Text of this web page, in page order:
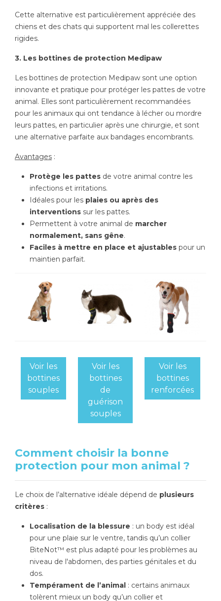
Cette alternative est particulièrement appréciée des
chiens et des chats qui supportent mal les collerettes
rigides.
3. Les bottines de protection Medipaw
Les bottines de protection Medipaw sont une option
innovante et pratique pour protéger les pattes de votre
animal. Elles sont particulièrement recommandées
pour les animaux qui ont tendance à lécher ou mordre
leurs pattes, en particulier après une chirurgie, et sont
une alternative parfaite aux bandages encombrants.
Avantages :
Protège les pattes de votre animal contre les
infections et irritations.
Idéales pour les plaies ou après des
interventions sur les pattes.
Permettent à votre animal de marcher
normalement, sans gêne.
Faciles à mettre en place et ajustables pour un
maintien parfait.
Voir les
bottines
souples
Voir les
bottines
de
guérison
souples
Voir les
bottines
renforcées
Comment choisir la bonne
protection pour mon animal ?
Le choix de l’alternative idéale dépend de plusieurs
critères :
Localisation de la blessure : un body est idéal
pour une plaie sur le ventre, tandis qu’un collier
BiteNot™ est plus adapté pour les problèmes au
niveau de l'abdomen, des parties génitales et du
dos.
Tempérament de l’animal : certains animaux
tolèrent mieux un body qu’un collier et